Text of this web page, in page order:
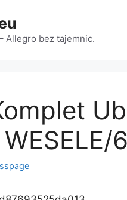
Allegro bez tajemnic.